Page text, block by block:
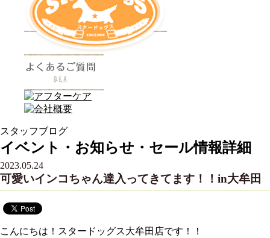
スタッフブログ
イベント・お知らせ・セール情報詳細
2023.05.24
可愛いインコちゃん達入ってきてます！！in大牟田
こんにちは！スタードッグス大牟田店です！！